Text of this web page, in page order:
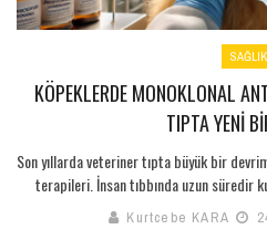
SAĞLIK
KÖPEKLERDE MONOKLONAL
TIPTA YENI
Son yıllarda veteriner tıpta büyük bir
terapileri. İnsan tıbbında uzun süredir
Kurtcebe KARA